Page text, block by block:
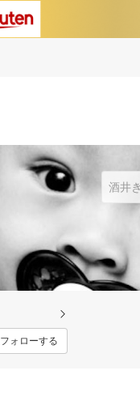
フォローする